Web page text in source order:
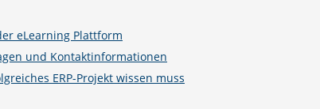
eLearning Plattform
und Kontaktinformationen
ERP-Projekt wissen muss